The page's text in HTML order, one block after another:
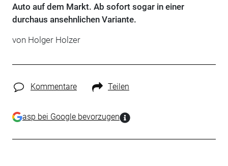
Auto auf dem Markt. Ab sofort sogar in einer
durchaus ansehnlichen Variante.
von Holger Holzer
Kommentare Teilen
asp bei Google bevorzugen